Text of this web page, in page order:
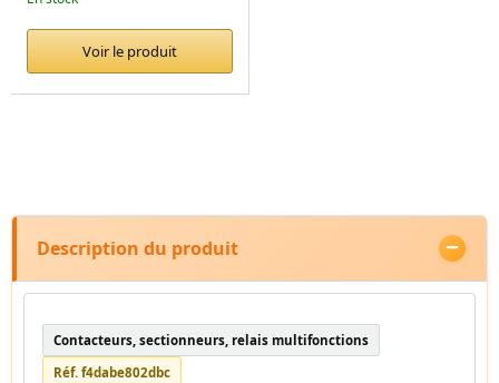
Voir le produit
Description du produit
Contacteurs, sectionneurs, relais multifonctions
Réf. f4dabe802dbc